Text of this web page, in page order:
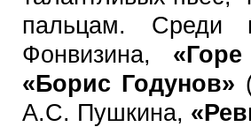
пальцам.
Фонвизина,
«Борис Годунов»
А.С. Пушкина,